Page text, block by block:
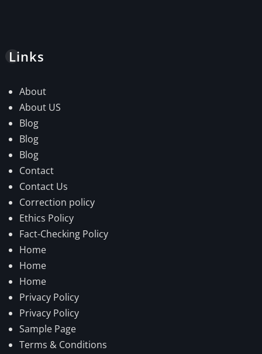
Links
About
About US
Blog
Blog
Blog
Contact
Contact Us
Correction policy
Ethics Policy
Fact-Checking Policy
Home
Home
Home
Privacy Policy
Privacy Policy
Sample Page
Terms & Conditions